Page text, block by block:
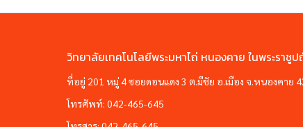
วิทยาลัยเทคโนโลยีพระมหาไถ่ หนองคาย ในพระราชู
ที่อยู่ 201 หมู่ 4 ซอยดอนแดง 3 ต.มีชัย อ.เมือง จ.หนองคาย
โทรศัพท์: 042-465-645